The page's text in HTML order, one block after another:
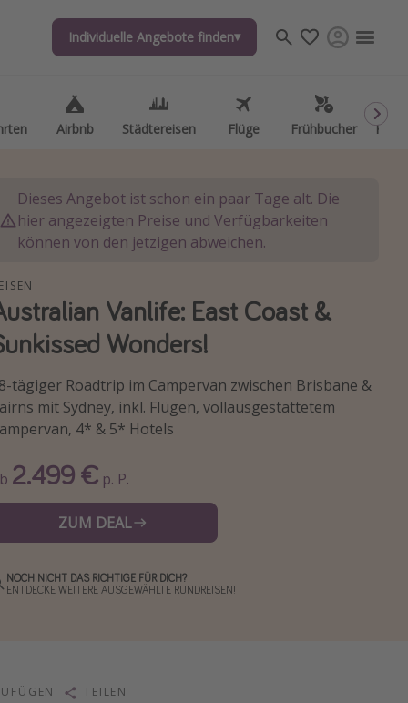
Individuelle Angebote finden
Airbnb Städtereisen Flüge Frühbucher
Dieses Angebot ist schon ein paar Tage alt. Die
hier angezeigten Preise und Verfügbarkeiten
können von den jetzigen abweichen.
Vanlife: East Coast &
Wonders!
tägiger Roadtrip im Campervan zwischen Brisbane &
mit Sydney, inkl. Flügen, vollausgestattetem
4* & 5* Hotels
2.499 € p. P.
ZUM DEAL
NOCH NICHT DAS RICHTIGE FÜR DICH?
ENTDECKE WEITERE AUSGEWÄHLTE RUNDREISEN!
TEILEN